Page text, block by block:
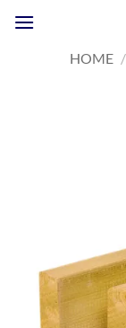
naar
HOME /